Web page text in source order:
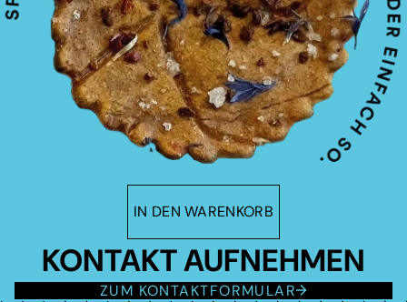
IN DEN WARENKORB
KONTAKT AUFNEHMEN
ZUM KONTAKTFORMULAR